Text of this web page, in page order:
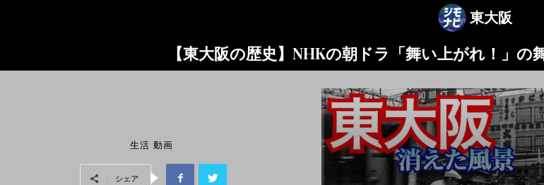
東大阪
【東大阪の歴史】NHKの朝ドラ「舞い上がれ！」
生活 動画
シェア